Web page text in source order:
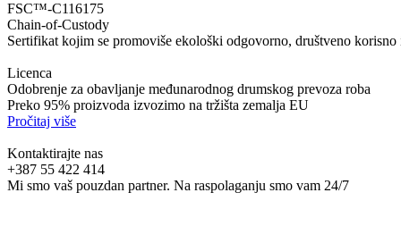
FSC™-C116175
Chain-of-Custody
Sertifikat kojim se promoviše ekološki odgovorno, društveno
Licenca
Odobrenje za obavljanje međunarodnog drumskog prevoza roba
Preko 95% proizvoda izvozimo na tržišta zemalja EU
Pročitaj više
Kontaktirajte nas
+387 55 422 414
Mi smo vaš pouzdan partner. Na raspolaganju smo vam 24/7